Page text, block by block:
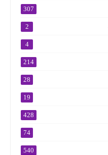
307
2
4
214
28
19
428
74
540